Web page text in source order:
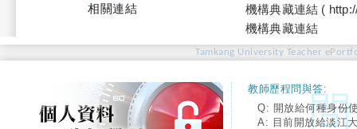
相關連結
機構典藏連結 (
機構典藏連結
Tamkang University Teacher
教師歷程問與答:
Q: 開放給何種身份
A: 目前開放給淡江